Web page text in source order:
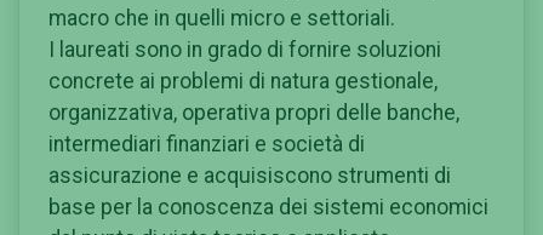
macro che in quelli micro e settoriali.
I laureati sono in grado di fornire soluzioni
concrete ai problemi di natura gestionale,
organizzativa, operativa propri delle banche,
intermediari finanziari e società di
assicurazione e acquisiscono strumenti di
base per la conoscenza dei sistemi economici